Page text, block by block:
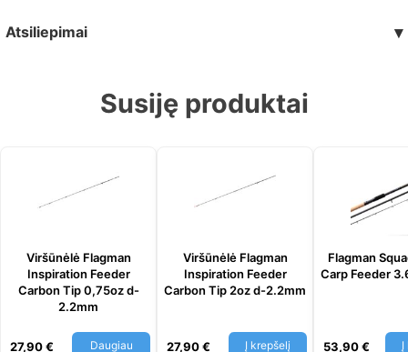
Atsiliepimai ▾
Susiję produktai
Viršūnėlė Flagman
Inspiration Feeder
Carbon Tip 0,75oz d-
2.2mm
27,90€ Daugiau
Viršūnėlė Flagman
Inspiration Feeder
Carbon Tip 2oz d-2.2mm
27,90€ Į krepšelį
Flagman
Сarp Feeder
53,90€ Į